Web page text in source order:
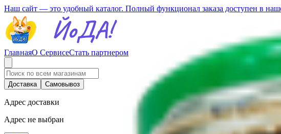
Наш сайт — это удобный каталог. Полный функционал заказа доступен в
ГлавнаяО СервисеСтать партнером
Доставка Самовывоз
Адрес доставки
Адрес не выбран